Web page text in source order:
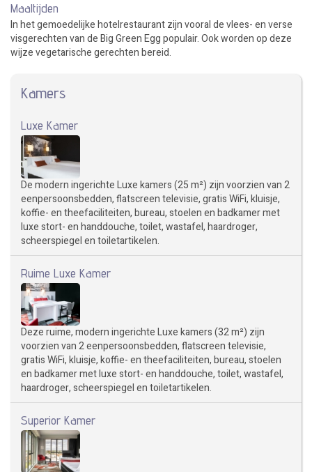
Maaltijden
In het gemoedelijke hotelrestaurant zijn vooral de vlees- en verse
visgerechten van de Big Green Egg populair. Ook worden op deze
wijze vegetarische gerechten bereid.
Kamers
Luxe Kamer
De modern ingerichte Luxe kamers (25 m²) zijn voorzien van 2
eenpersoonsbedden, flatscreen televisie, gratis WiFi, kluisje,
koffie- en theefaciliteiten, bureau, stoelen en badkamer met
luxe stort- en handdouche, toilet, wastafel, haardroger,
scheerspiegel en toiletartikelen.
Ruime Luxe Kamer
Deze ruime, modern ingerichte Luxe kamers (32 m²) zijn
voorzien van 2 eenpersoonsbedden, flatscreen televisie,
gratis WiFi, kluisje, koffie- en theefaciliteiten, bureau, stoelen
en badkamer met luxe stort- en handdouche, toilet, wastafel,
haardroger, scheerspiegel en toiletartikelen.
Superior Kamer